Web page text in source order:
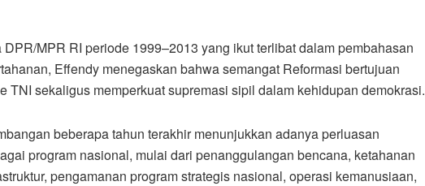
MPR RI periode 1999–2013 yang ikut terlibat dalam pembahasan
Effendy menegaskan bahwa semangat Reformasi bertujuan
TNI sekaligus memperkuat supremasi sipil dalam kehidupan demokrasi.
beberapa tahun terakhir menunjukkan adanya perluasan
program nasional, mulai dari penanggulangan bencana, ketahanan
pengamanan program strategis nasional, operasi kemanusiaan,